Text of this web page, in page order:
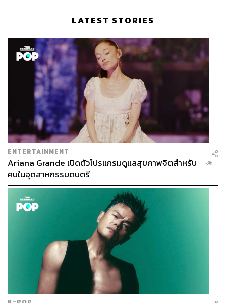
ชั้น (Double Walls) เพื่อช่วยในการระบายอากาศและป้องกัน
ความชื้น ดีไซน์ให้เหมาะสมกับสภาพอากาศเขตร้อนชื้นเพื่อ
ไม่ทำให้หนังสือเสียหายง่าย รวมถึงป้องกันแมลงเข้ามากัดกิน
หนังสืออีกด้วย นอกจากนี้ก็ยังออกแบบฐานรากให้รองรับน้ำ
หนักมากได้ดียิ่งขึ้น ตลอดจนเลือกใช้ตะปูและหมุดทองเหลือง
ยึดชั้นวางหนังสือไม้เพื่อความแข็งแรงทนทานยาวนานและ
ป้องกันสนิม เหล่านี้ล้วนเป็นมรดกทางภูมิปัญญาที่ทรงคุณค่า
ทางประวัติศาสตร์มากทีเดียว
สถาปัตยกรรมทรงคุณค่านี้ยังได้รับรางวัลอาคารอนุรักษ์ดี
เด่น ประจำปี พ.ศ.2525 จากสมาคมสถาปนิกสยาม ใน
LATEST STORIES
ENTERTAINMENT
Ariana Grande เปิดตัวโปรแกรมดูแลสุขภาพจิตสำหรับ
คนในอุตสาหกรรมดนตรี
...